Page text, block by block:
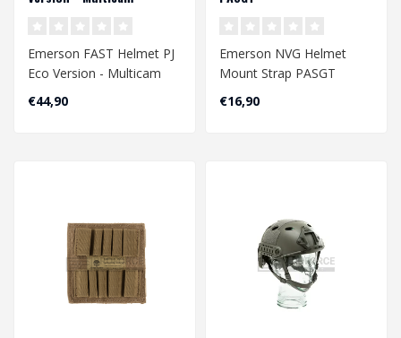
Emerson FAST Helmet PJ
Eco Version - Multicam
€44,90
Emerson NVG Helmet
Mount Strap PASGT
€16,90